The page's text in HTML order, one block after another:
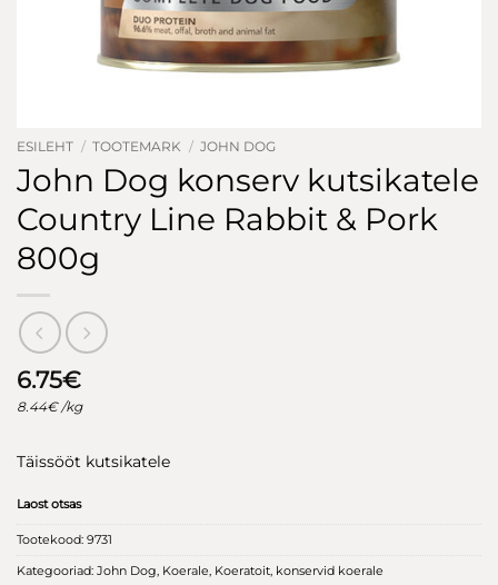
ESILEHT / TOOTEMARK / JOHN DOG
John Dog konserv kutsikatele
Country Line Rabbit & Pork
800g
6.75€
8.44€ /kg
Täissööt kutsikatele
Laost otsas
Tootekood: 9731
Kategooriad: John Dog, Koerale, Koeratoit, konservid koerale